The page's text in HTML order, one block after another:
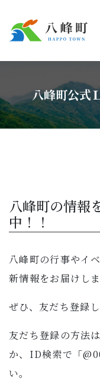
くらしの情報
子育て・教育
移住・定住
ビジネス・産業
八峰町公式
八峰町の情報
中！！
八峰町の行事やイ
新情報をお届けしま
ぜひ、友だち登録
友だち登録の方法
か、ID検索で「
い。